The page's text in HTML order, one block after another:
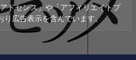
ドセンス」や「アフィリエイトプ
り広告表示を含んでいます。